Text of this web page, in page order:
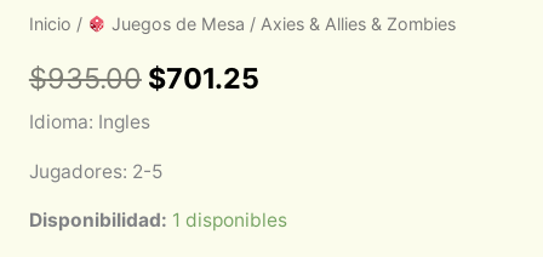
Inicio / Juegos de Mesa / Axies & Allies & Zombies
$935.00 $701.25
Idioma: Ingles
Jugadores: 2-5
Disponibilidad: 1 disponibles